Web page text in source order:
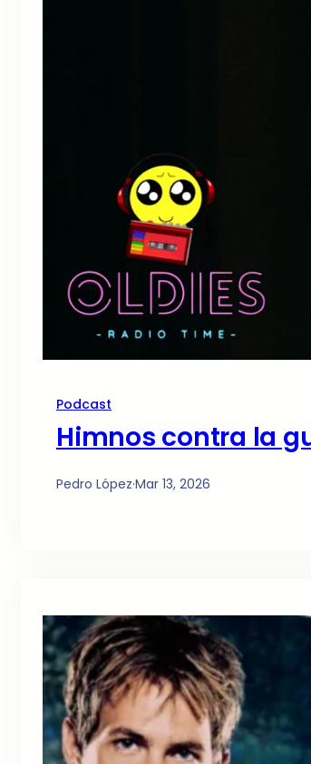
Podcast
Himnos contra la
Pedro López·Mar 13, 2026